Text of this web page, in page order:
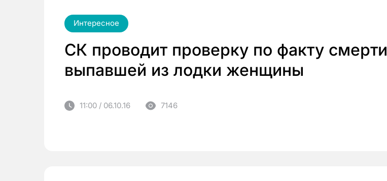
Интересное
СК проводит проверку по факту смерти
выпавшей из лодки женщины
11:00 / 06.10.16 7146